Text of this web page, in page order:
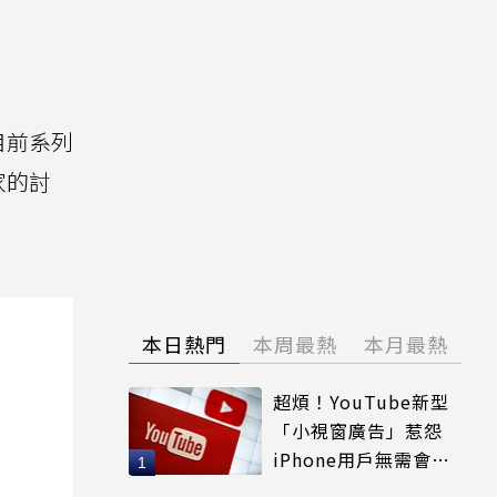
系列
討
本日熱門 本周最熱 本月最熱
超煩！YouTube新型
「小視窗廣告」惹怨
iPhone用戶無需會員